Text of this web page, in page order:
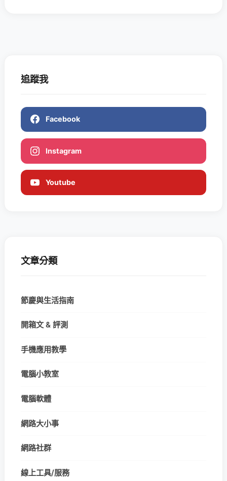
追蹤我
Facebook
Instagram
Youtube
文章分類
節慶與生活指南
開箱文 & 評測
手機應用教學
電腦小教室
電腦軟體
網路大小事
網路社群
線上工具/服務